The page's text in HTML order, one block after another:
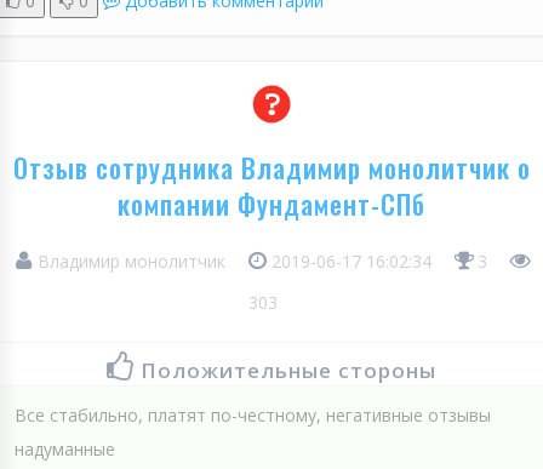
Отзыв сотрудника Владимир монолитчик о
компании Фундамент-СПб
Владимир монолитчик 2019-06-17 16:02:34
3
303
Положительные стороны
Все стабильно, платят по-честному, негативные отзывы
надуманные